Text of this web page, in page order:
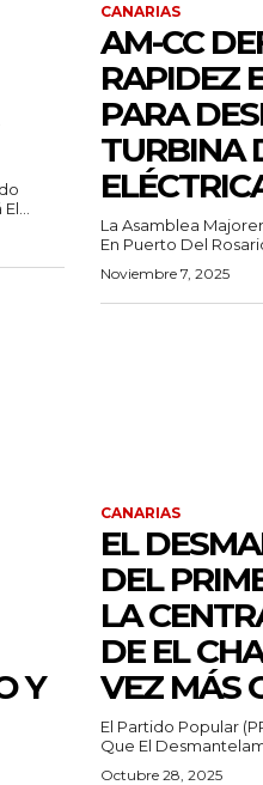
CANARIAS
AM-CC
RAPIDEZ
PARA
TURBINA
La Asamblea
En Puerto Del
Noviembre 7, 2025
Y
CANARIAS
EL
DEL
LA
DE EL
VEZ MÁS
El Partido Popular
Que El
Octubre 28, 2025